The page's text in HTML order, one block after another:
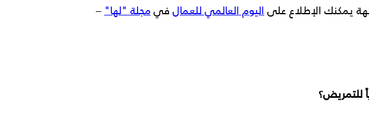
يمكنك الإطلاع علىاليوم العالمي للعمالفيمجلة "لها"–
للتمريض؟